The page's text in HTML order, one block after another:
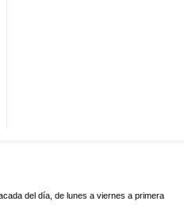
del día, de lunes a viernes a primera